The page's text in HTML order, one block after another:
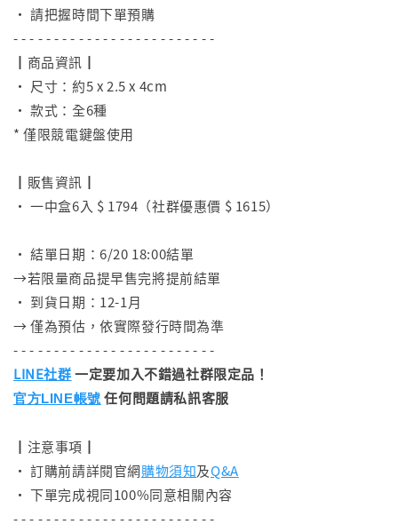
• 請把握時間下單預購
- - - - - - - - - - - - - - - - - - - - - - - - -
┃商品資訊┃
• 尺寸：約5 x 2.5 x 4cm
• 款式：全6種
* 僅限競電鍵盤使用
┃販售資訊┃
• 一中盒6入 $ 1794（社群優惠價 $ 1615）
• 結單日期：6/20 18:00結單
→若限量商品提早售完將提前結單
• 到貨日期：12-1月
→ 僅為預估，依實際發行時間為準
- - - - - - - - - - - - - - - - - - - - - - - - -
LINE社群一定要加入不錯過社群限定品！
官方LINE帳號 任何問題請私訊客服
┃注意事項┃
• 訂購前請詳閱官網購物須知及Q&A
• 下單完成視同100%同意相關內容
- - - - - - - - - - - - - - - - - - - - - - - - -